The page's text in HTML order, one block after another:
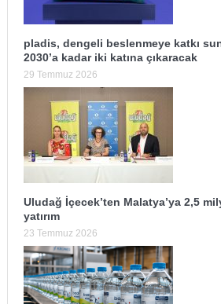
pladis, dengeli beslenmeye katkı
2030’a kadar iki katına çıkaracak
29 Temmuz 2026
Uludağ İçecek’ten Malatya’ya 2,5
yatırım
23 Temmuz 2026